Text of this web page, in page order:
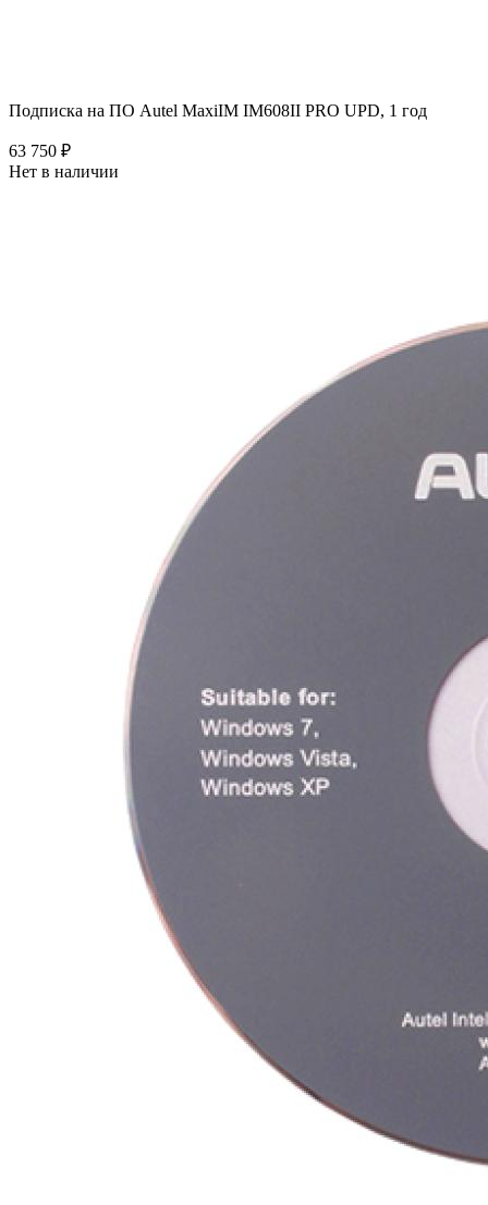
Подписка на ПО Autel MaxiIM IM608II PRO UPD, 1 год
63 750 ₽
Нет в наличии